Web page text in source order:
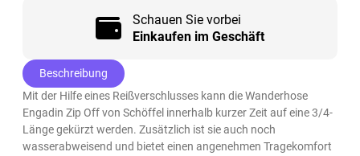
Schauen Sie vorbei
Einkaufen im Geschäft
Beschreibung
Mit der Hilfe eines Reißverschlusses kann die Wanderhose
Engadin Zip Off von Schöffel innerhalb kurzer Zeit auf eine 3/4-
Länge gekürzt werden. Zusätzlich ist sie auch noch
wasserabweisend und bietet einen angenehmen Tragekomfort